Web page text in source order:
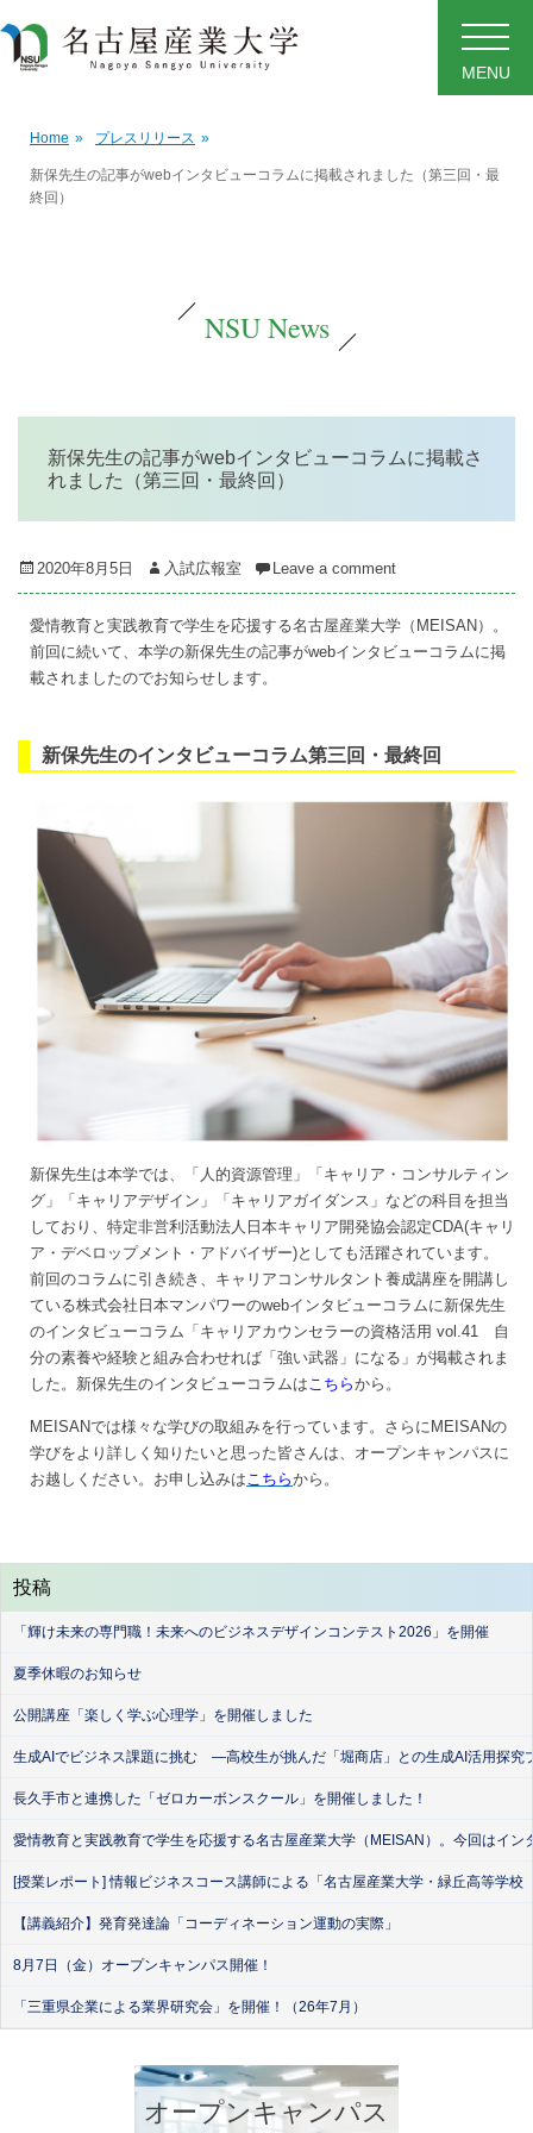
MENU
Home » プレスリリース »
新保先生の記事がwebインタビューコラムに掲載されました（第三回・最
終回）
NSU News
新保先生の記事がwebインタビューコラムに掲載さ
れました（第三回・最終回）
Posted
on
2020年8月5日 Author
入試広報室 Leave a comment
愛情教育と実践教育で学生を応援する名古屋産業大学（MEISAN）。
前回に続いて、本学の新保先生の記事がwebインタビューコラムに掲
載されましたのでお知らせします。
新保先生のインタビューコラム第三回・最終回
新保先生は本学では、「人的資源管理」「キャリア・コンサルティン
グ」「キャリアデザイン」「キャリアガイダンス」などの科目を担当
しており、特定非営利活動法人日本キャリア開発協会認定CDA(キャリ
ア・デベロップメント・アドバイザー)としても活躍されています。
前回のコラムに引き続き、キャリアコンサルタント養成講座を開講し
ている株式会社日本マンパワーのwebインタビューコラムに新保先生
のインタビューコラム「キャリアカウンセラーの資格活用 vol.41 自
分の素養や経験と組み合わせれば「強い武器」になる」が掲載されま
した。新保先生のインタビューコラムはこちらから。
MEISANでは様々な学びの取組みを行っています。さらにMEISANの
学びをより詳しく知りたいと思った皆さんは、オープンキャンパスに
お越しください。お申し込みはこちらから。
投稿
「輝け未来の専門職！未来へのビジネスデザインコンテスト2026」を開催
夏季休暇のお知らせ
公開講座「楽しく学ぶ心理学」を開催しました
生成AIでビジネス課題に挑む ―高校生が挑んだ「堀商店」との生成AI活用探究
長久手市と連携した「ゼロカーボンスクール」を開催しました！
愛情教育と実践教育で学生を応援する名古屋産業大学（MEISAN）。今回はイ
[授業レポート] 情報ビジネスコース講師による「名古屋産業大学・緑丘高等学
【講義紹介】発育発達論「コーディネーション運動の実際」
8月7日（金）オープンキャンパス開催！
「三重県企業による業界研究会」を開催！（26年7月）
オープンキャンパス